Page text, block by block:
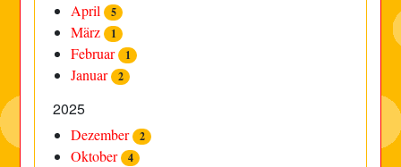
April 5
März 1
Februar 1
Januar 2
2025
Dezember 2
Oktober 4